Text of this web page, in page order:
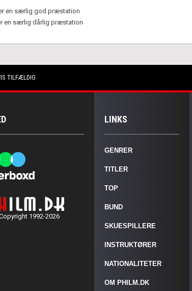
en særlig god præstation
en særlig dårlig præstation
TILFÆLDIG
1992-2026
LINKS
GENRER
TITLER
TOP
BUND
SKUESPILLERE
INSTRUKTØRER
NATIONALITETER
OM PHILM.DK